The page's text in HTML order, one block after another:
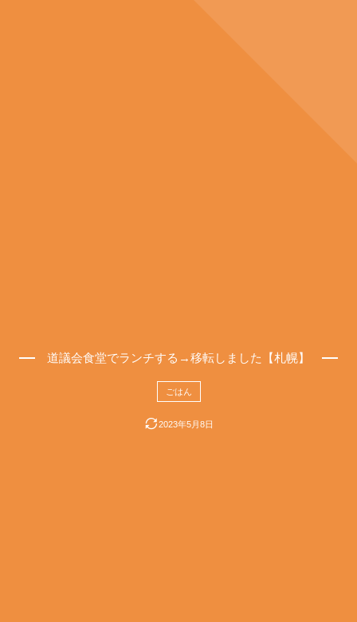
道議会食堂でランチする→移転しました【札幌】
ごはん
2023年5月8日